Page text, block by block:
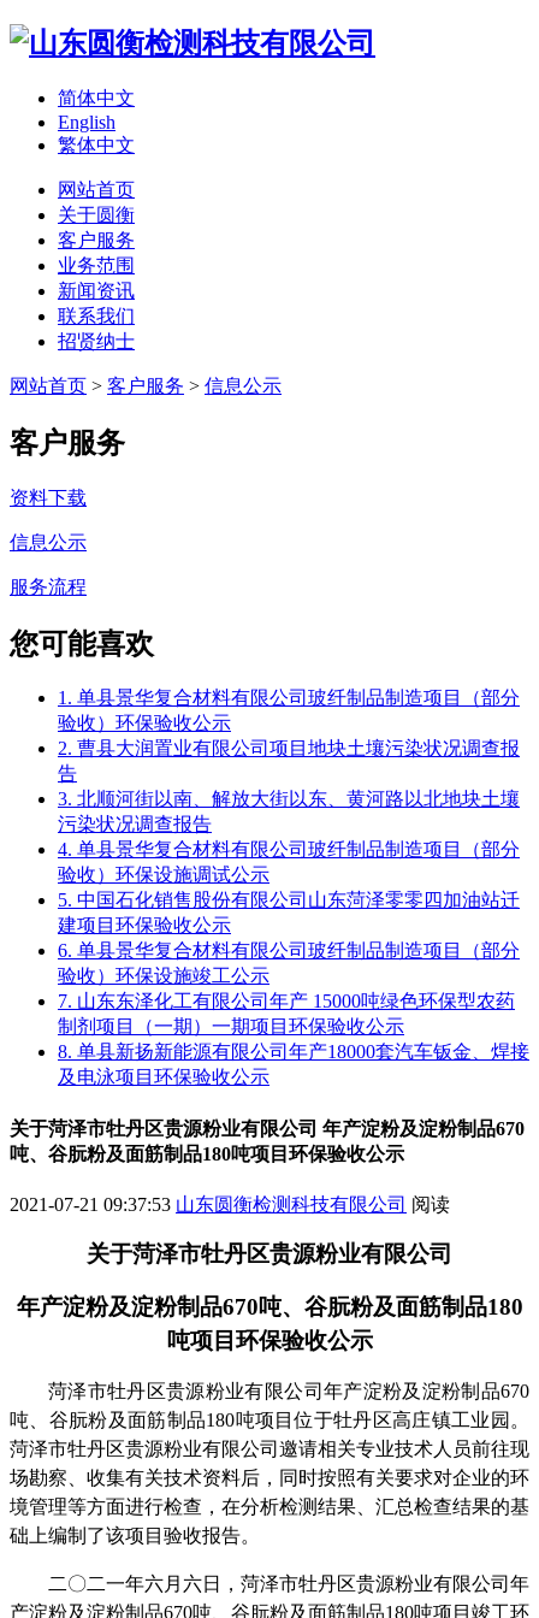
简体中文
English
繁体中文
网站首页
关于圆衡
客户服务
业务范围
新闻资讯
联系我们
招贤纳士
网站首页 > 客户服务 > 信息公示
客户服务
资料下载
信息公示
服务流程
您可能喜欢
1. 单县景华复合材料有限公司玻纤制品制造项目（部分
验收）环保验收公示
2. 曹县大润置业有限公司项目地块土壤污染状况调查报
告
3. 北顺河街以南、解放大街以东、黄河路以北地块土壤
污染状况调查报告
4. 单县景华复合材料有限公司玻纤制品制造项目（部分
验收）环保设施调试公示
5. 中国石化销售股份有限公司山东菏泽零零四加油站迁
建项目环保验收公示
6. 单县景华复合材料有限公司玻纤制品制造项目（部分
验收）环保设施竣工公示
7. 山东东泽化工有限公司年产 15000吨绿色环保型农药
制剂项目（一期）一期项目环保验收公示
8. 单县新扬新能源有限公司年产18000套汽车钣金、焊接
及电泳项目环保验收公示
关于菏泽市牡丹区贵源粉业有限公司 年产淀粉及淀粉制品670
吨、谷朊粉及面筋制品180吨项目环保验收公示
2021-07-21 09:37:53 山东圆衡检测科技有限公司 阅读
关于菏泽市牡丹区贵源粉业有限公司
年产淀粉及淀粉制品670吨、谷朊粉及面筋制品180
吨项目环保验收公示
菏泽市牡丹区贵源粉业有限公司年产淀粉及淀粉制品670
吨、谷朊粉及面筋制品180吨项目位于牡丹区高庄镇工业园 。
菏泽市牡丹区贵源粉业有限公司 邀请相关专业技术人员前往现
场勘察、收集有关技术资料后，同时按照有关要求对企业的环
境管理等方面进行检查，在分析检测结果、汇总检查结果的基
础上编制了该项目验收报告。
二〇二一年六月 六日， 菏泽市牡丹区贵源粉业有限公司年
产淀粉及淀粉制品670吨、谷朊粉及面筋制品180吨项目 竣工环